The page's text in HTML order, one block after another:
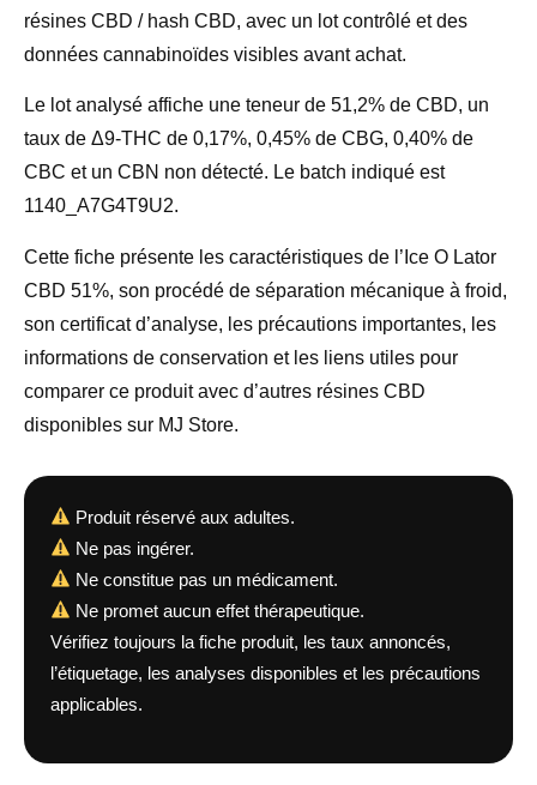
résines CBD / hash CBD, avec un lot contrôlé et des
données cannabinoïdes visibles avant achat.
Le lot analysé affiche une teneur de 51,2% de CBD, un
taux de Δ9-THC de 0,17%, 0,45% de CBG, 0,40% de
CBC et un CBN non détecté. Le batch indiqué est
1140_A7G4T9U2.
Cette fiche présente les caractéristiques de l’Ice O Lator
CBD 51%, son procédé de séparation mécanique à froid,
son certificat d’analyse, les précautions importantes, les
informations de conservation et les liens utiles pour
comparer ce produit avec d’autres résines CBD
disponibles sur MJ Store.
Produit réservé aux adultes.
Ne pas ingérer.
Ne constitue pas un médicament.
Ne promet aucun effet thérapeutique.
Vérifiez toujours la fiche produit, les taux annoncés,
l’étiquetage, les analyses disponibles et les précautions
applicables.